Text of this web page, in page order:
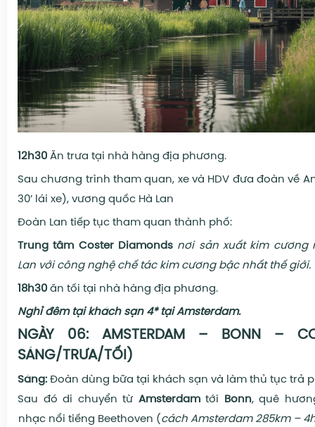
12h30 Ăn trưa tại nhà hàng địa phương.
Sau chương trình tham quan, xe và HDV đưa đoàn về
30’ lái xe), vương quốc Hà Lan
Đoàn Lan tiếp tục tham quan thành phố:
Trung tâm Coster Diamonds nơi sản xuất kim cương
Lan với công nghệ chế tác kim cương bậc nhất thế giới.
18h30 ăn tối tại nhà hàng địa phương.
Nghỉ đêm tại khách sạn 4* tại Amsterdam.
NGÀY 06: AMSTERDAM – BONN –
SÁNG/TRƯA/TỐI)
Sáng: Đoàn dùng bữa tại khách sạn và làm thủ tục trả
Sau đó di chuyển từ Amsterdamtới Bonn, quê
nhạc nổi tiếng Beethoven ( cách Amsterdam 285km –